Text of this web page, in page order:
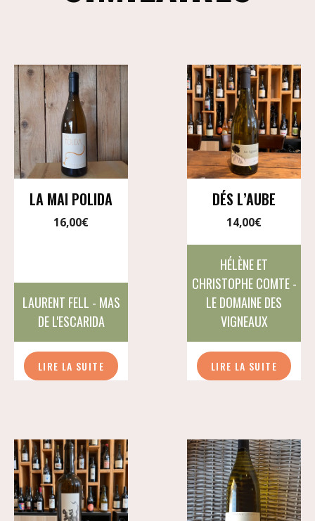
LA MAI POLIDA
16,00€
LAURENT FELL - MAS
DE L'ESCARIDA
LIRE LA SUITE
DÉS L’AUBE
14,00€
HÉLÈNE ET
CHRISTOPHE COMTE -
LE DOMAINE DES
VIGNEAUX
LIRE LA SUITE